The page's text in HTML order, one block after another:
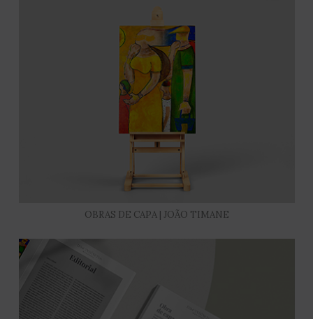
OBRAS DE CAPA | JOÃO TIMANE